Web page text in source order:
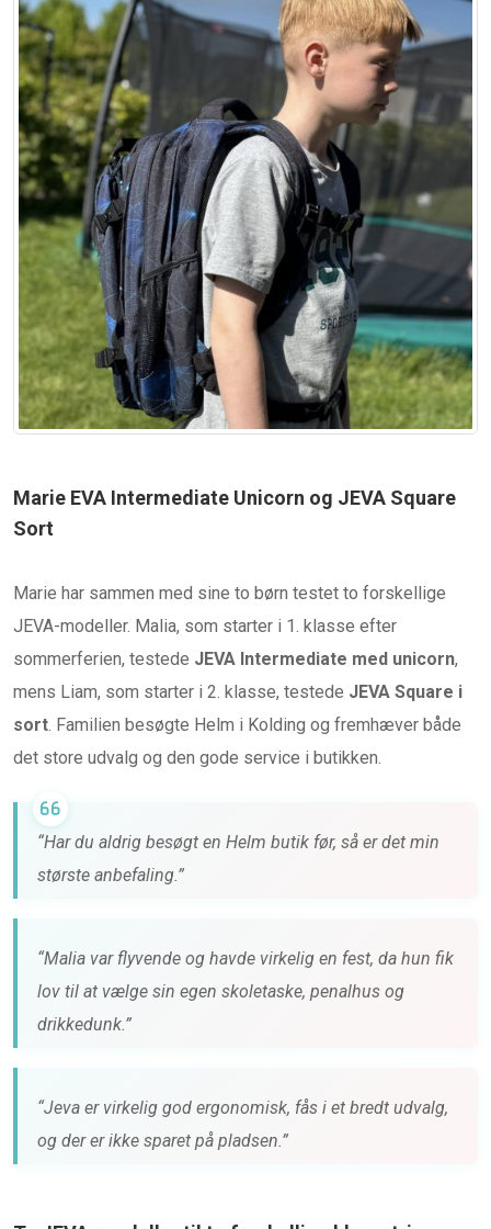
Marie EVA Intermediate Unicorn og JEVA Square
Sort
Marie har sammen med sine to børn testet to forskellige
JEVA-modeller. Malia, som starter i 1. klasse efter
sommerferien, testede JEVA Intermediate med unicorn,
mens Liam, som starter i 2. klasse, testede JEVA Square i
sort. Familien besøgte Helm i Kolding og fremhæver både
det store udvalg og den gode service i butikken.
“Har du aldrig besøgt en Helm butik før, så er det min
største anbefaling.”
“Malia var flyvende og havde virkelig en fest, da hun fik
lov til at vælge sin egen skoletaske, penalhus og
drikkedunk.”
“Jeva er virkelig god ergonomisk, fås i et bredt udvalg,
og der er ikke sparet på pladsen.”